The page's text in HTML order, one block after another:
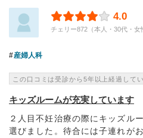
4.0
チェリー872（本人・30代・女
産婦人科
この口コミは受診から5年以上経過してい
キッズルームが充実しています
２人目不妊治療の際にキッズル
選びました。待合には子連れが